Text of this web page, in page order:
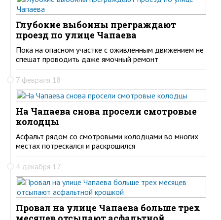
Глубокие выбоины преграждают
проезд по улице Чапаева
Пока на опасном участке с оживленным движением не
спешат проводить даже ямочный ремонт
7 февраля 18
На Чапаева снова просели смотровые
колодцы
Асфальт рядом со смотровыми колодцами во многих
местах потрескался и раскрошился
4 декабря 17
Провал на улице Чапаева больше трех